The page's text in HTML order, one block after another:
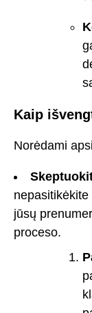
Kaip
Norėdami
jūsų
proceso.